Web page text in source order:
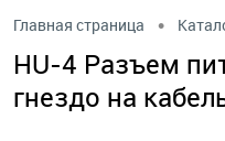
Главная страница •
HU-4 Разъем
гнездо на